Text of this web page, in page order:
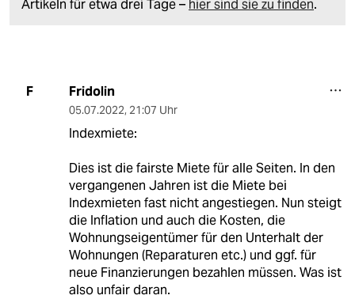
Artikeln für etwa drei Tage – hier sind sie zu finden.
F Fridolin
05.07.2022, 21:07 Uhr
Indexmiete:
Dies ist die fairste Miete für alle Seiten. In den
vergangenen Jahren ist die Miete bei
Indexmieten fast nicht angestiegen. Nun steigt
die Inflation und auch die Kosten, die
Wohnungseigentümer für den Unterhalt der
Wohnungen (Reparaturen etc.) und ggf. für
neue Finanzierungen bezahlen müssen. Was ist
also unfair daran.